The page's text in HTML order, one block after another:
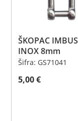
ŠKOPAC IMBUS
INOX 8mm
Šifra: GS71041
5,00€